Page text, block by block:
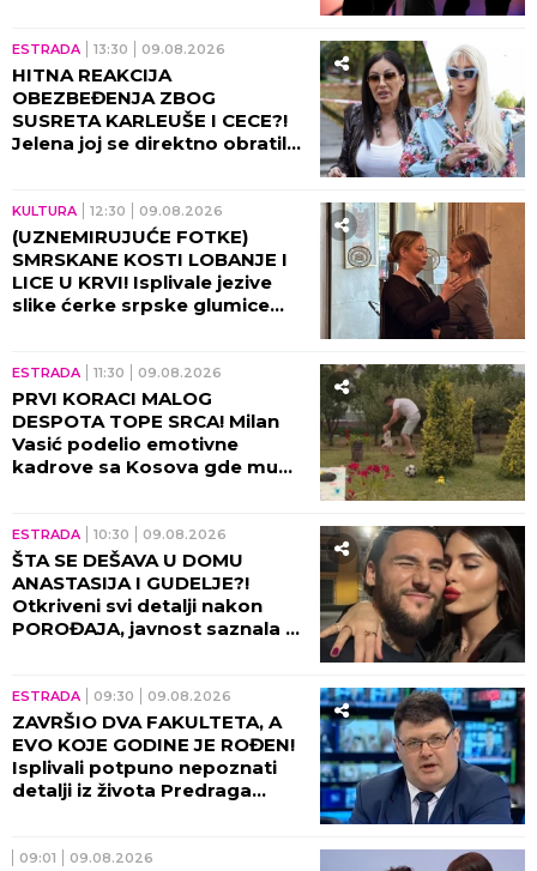
ESTRADA 13:30 09.08.2026
HITNA REAKCIJA
OBEZBEĐENJA ZBOG
SUSRETA KARLEUŠE I CECE?!
Jelena joj se direktno obratila,
KULTURA 12:30 09.08.2026
(UZNEMIRUJUĆE FOTKE)
SMRSKANE KOSTI LOBANJE I
LICE U KRVI! Isplivale jezive
slike ćerke srpske glumice
ESTRADA 11:30 09.08.2026
PRVI KORACI MALOG
DESPOTA TOPE SRCA! Milan
Vasić podelio emotivne
kadrove sa Kosova gde mu
ESTRADA 10:30 09.08.2026
ŠTA SE DEŠAVA U DOMU
ANASTASIJA I GUDELJE?!
Otkriveni svi detalji nakon
POROĐAJA, javnost saznala u
ESTRADA 09:30 09.08.2026
ZAVRŠIO DVA FAKULTETA, A
EVO KOJE GODINE JE ROĐEN!
Isplivali potpuno nepoznati
detalji iz života Predraga
09:01 09.08.2026